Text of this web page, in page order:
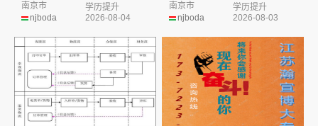
njboda
南京市
学历提升
2026-08-04
njboda
南京市
学历提升
2026-08-03